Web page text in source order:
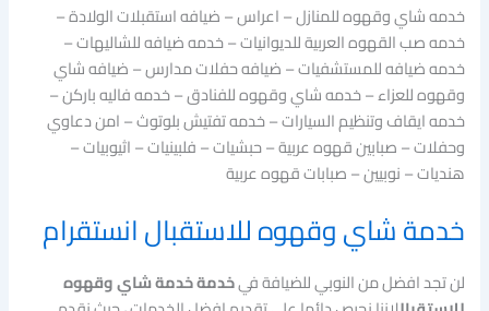
خدمه شاي وقهوه للمنازل – اعراس – ضيافه استقبلات الولادة –
خدمه صب القهوه العربية للديوانيات – خدمه ضيافه للشاليهات –
خدمه ضيافه للمستشفيات – ضيافه حفلات مدارس – ضيافه شاي
وقهوه للعزاء – خدمه شاي وقهوه للفنادق – خدمه فاليه باركن –
خدمه ايقاف وتنظيم السيارات – خدمه تفتيش بلوتوث – امن دعاوي
وحفلات – صبابين قهوه عربية – حبشيات – فلبينيات – اثيوبيات –
هنديات – نوبيين – صبابات قهوه عربية
خدمة شاي وقهوه للاستقبال انستقرام
لن تجد افضل من النوبي للضيافة فيخدمة خدمة شاي وقهوه